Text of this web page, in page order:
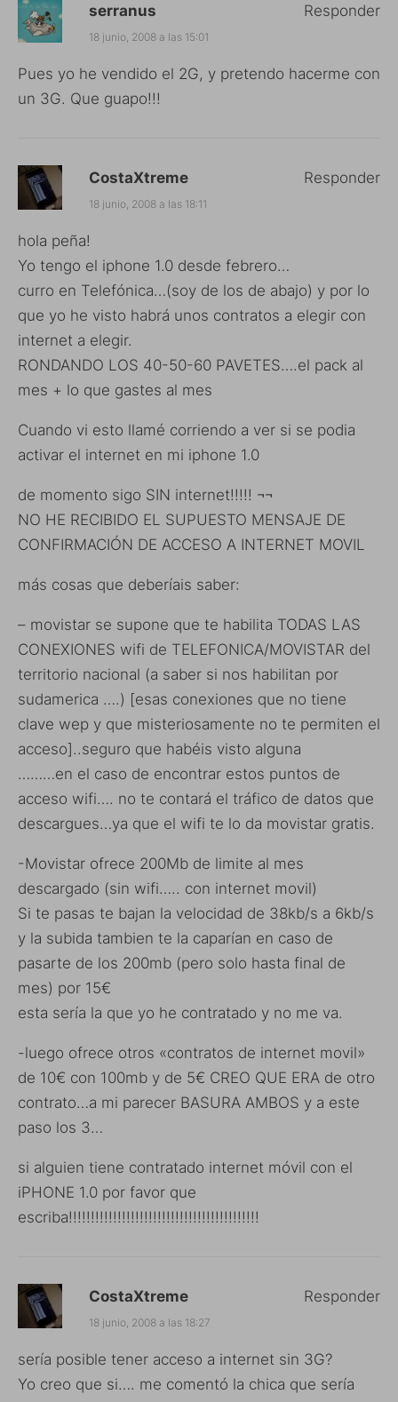
serranus
18 junio, 2008 a las 15:01
Pues yo he vendido el 2G, y pretendo hacerme con
un 3G. Que guapo!!!
Responder
CostaXtreme
18 junio, 2008 a las 18:11
hola peña!
Yo tengo el iphone 1.0 desde febrero…
curro en Telefónica…(soy de los de abajo) y por lo
que yo he visto habrá unos contratos a elegir con
internet a elegir.
RONDANDO LOS 40-50-60 PAVETES….el pack al
mes + lo que gastes al mes
Cuando vi esto llamé corriendo a ver si se podia
activar el internet en mi iphone 1.0
de momento sigo SIN internet!!!!! ¬¬
NO HE RECIBIDO EL SUPUESTO MENSAJE DE
CONFIRMACIÓN DE ACCESO A INTERNET MOVIL
más cosas que deberíais saber:
– movistar se supone que te habilita TODAS LAS
CONEXIONES wifi de TELEFONICA/MOVISTAR del
territorio nacional (a saber si nos habilitan por
sudamerica ….) [esas conexiones que no tiene
clave wep y que misteriosamente no te permiten el
acceso]..seguro que habéis visto alguna
………en el caso de encontrar estos puntos de
acceso wifi…. no te contará el tráfico de datos que
descargues…ya que el wifi te lo da movistar gratis.
-Movistar ofrece 200Mb de limite al mes
descargado (sin wifi….. con internet movil)
Si te pasas te bajan la velocidad de 38kb/s a 6kb/s
y la subida tambien te la caparían en caso de
pasarte de los 200mb (pero solo hasta final de
mes) por 15€
esta sería la que yo he contratado y no me va.
-luego ofrece otros «contratos de internet movil»
de 10€ con 100mb y de 5€ CREO QUE ERA de otro
contrato…a mi parecer BASURA AMBOS y a este
paso los 3…
si alguien tiene contratado internet móvil con el
iPHONE 1.0 por favor que
escriba!!!!!!!!!!!!!!!!!!!!!!!!!!!!!!!!!!!!!!!!!!!
Responder
CostaXtreme
18 junio, 2008 a las 18:27
sería posible tener acceso a internet sin 3G?
Yo creo que si…. me comentó la chica que sería
Responder